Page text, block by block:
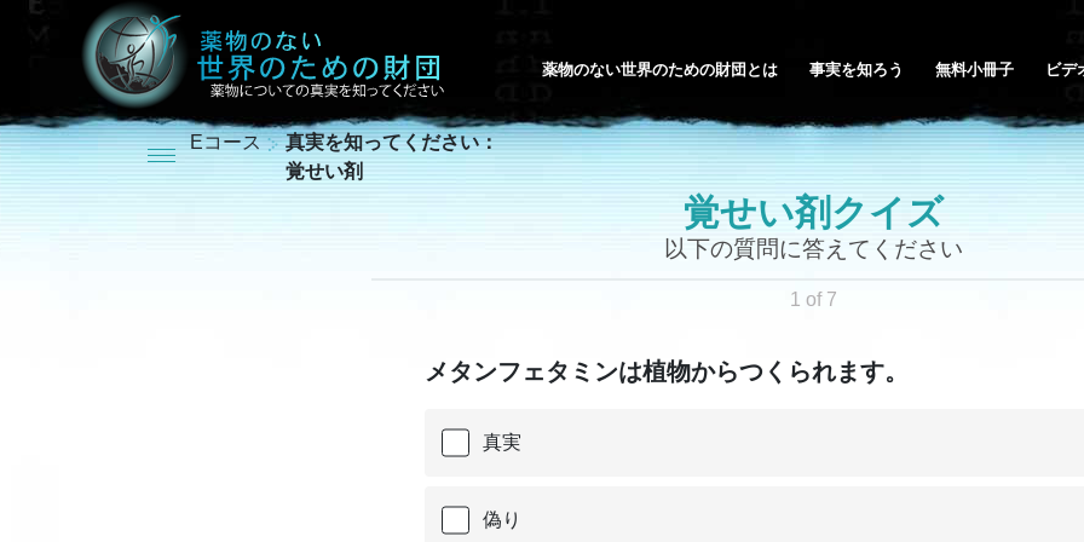
薬物のない世界のための財団とは 事実を知ろう 無料小冊子 ビデ
Eコース
真実を知ってください：
覚せい剤
覚せい剤クイズ
以下の質問に答えてください
1 of 7
メタンフェタミンは植物からつくられます。
真実
偽り